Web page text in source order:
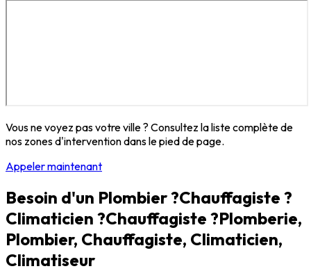
Vous ne voyez pas votre ville ? Consultez la liste complète de
nos zones d'intervention dans le pied de page.
Appeler maintenant
Besoin d'un Plombier ?Chauffagiste ?
Climaticien ?Climaticien ?Plomberie,
Plombier, Chauffagiste, Climaticien,
Climatiseur